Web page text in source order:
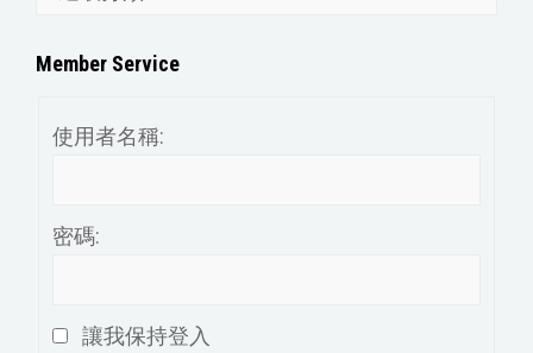
分
Member Service
使用者名稱:
密碼:
讓我保持登入